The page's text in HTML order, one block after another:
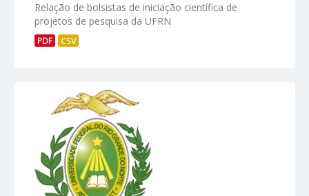
Relação de bolsistas de iniciação científica de
projetos de pesquisa da UFRN
PDF CSV